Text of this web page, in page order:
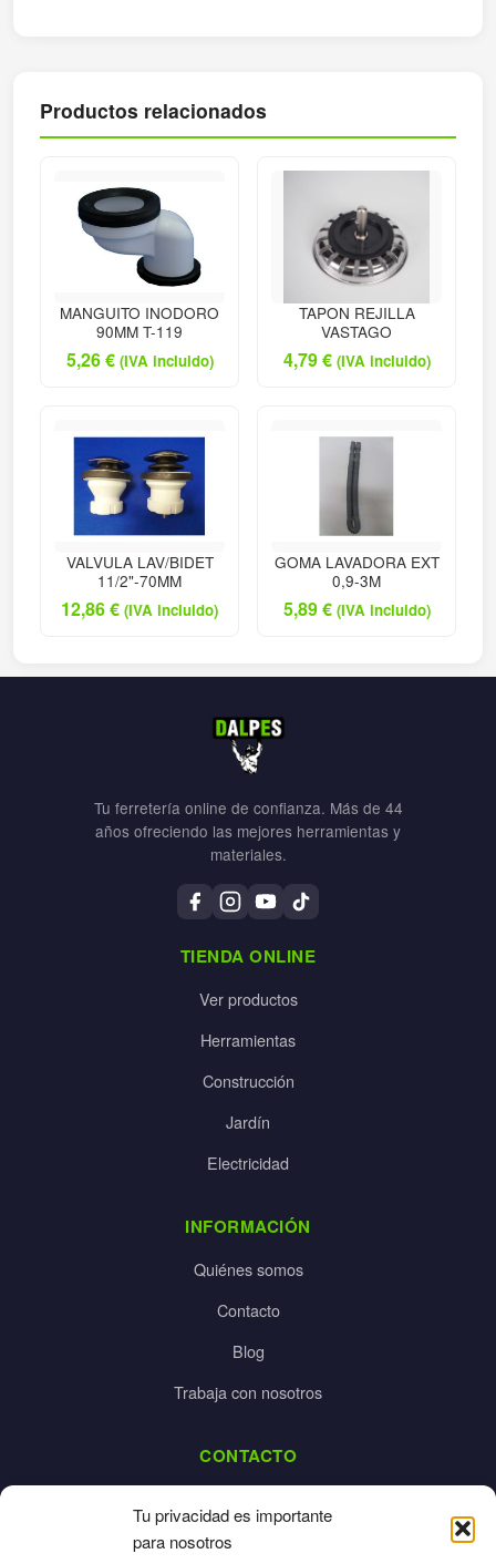
Tu privacidad es importante
para nosotros
Productos relacionados
MANGUITO INODORO
90MM T-119
5,26€ (IVA incluido)
TAPON REJILLA
VASTAGO
4,79€ (IVA incluido)
VALVULA LAV/BIDET
11/2"-70MM
12,86€ (IVA incluido)
GOMA LAVADORA EXT
0,9-3M
5,89€ (IVA incluido)
Tu ferretería online de confianza. Más de 44
años ofreciendo las mejores herramientas y
materiales.
TIENDA ONLINE
Ver productos
Herramientas
Construcción
Jardín
Electricidad
INFORMACIÓN
Quiénes somos
Contacto
Blog
Trabaja con nosotros
CONTACTO
925 532 213